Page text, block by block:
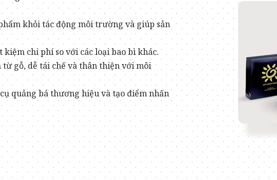
khỏi tác động môi trường và giúp sản
chi phí so với các loại bao bì khác.
từ gỗ, dễ tái chế và thân thiện với môi
quảng bá thương hiệu và tạo điểm nhấn